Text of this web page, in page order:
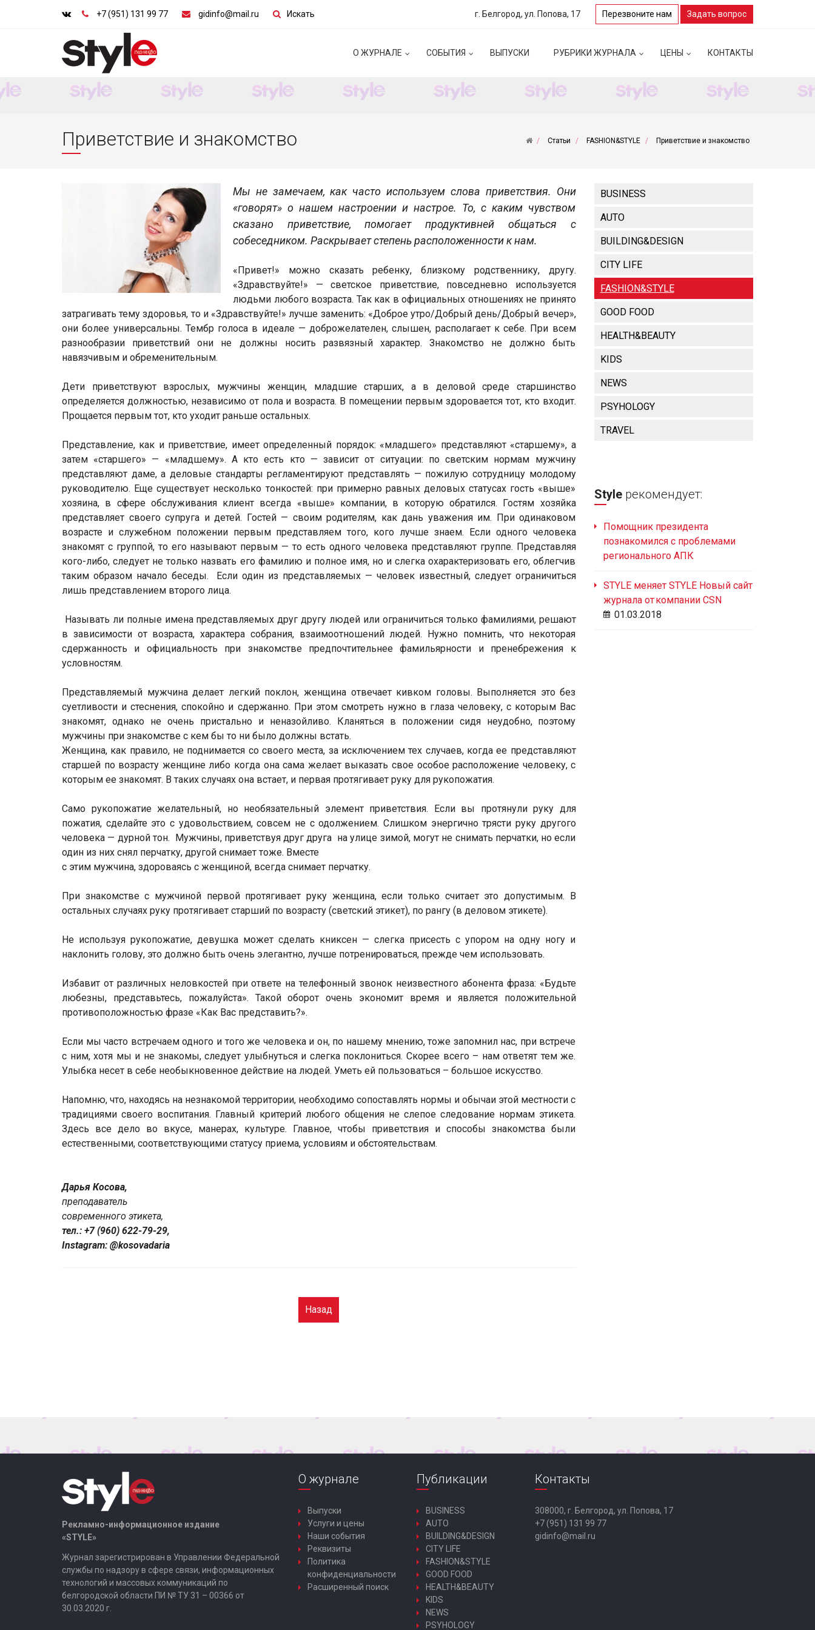
+7 (951) 131 99 77 gidinfo@mail.ru Искать г. Белгород, ул. Попова, 17 Перезвоните нам Задать вопрос
О ЖУРНАЛЕ СОБЫТИЯ ВЫПУСКИ РУБРИКИ ЖУРНАЛА ЦЕНЫ КОНТАКТЫ
Приветствие и знакомство Статьи FASHION&STYLE Приветствие и знакомство
Мы не замечаем, как часто используем слова приветствия. Они
«говорят» о нашем настроении и настрое. То, с каким чувством
сказано приветствие, помогает продуктивней общаться с
собеседником. Раскрывает степень расположенности к нам.
«Привет!» можно сказать ребенку, близкому родственнику, другу.
«Здравствуйте!» — светское приветствие, повседневно используется
людьми любого возраста. Так как в официальных отношениях не принято
затрагивать тему здоровья, то и «Здравствуйте!» лучше заменить: «Доброе утро/Добрый день/Добрый вечер»,
они более универсальны. Тембр голоса в идеале — доброжелателен, слышен, располагает к себе. При всем
разнообразии приветствий они не должны носить развязный характер. Знакомство не должно быть
навязчивым и обременительным.
Дети приветствуют взрослых, мужчины женщин, младшие старших, а в деловой среде старшинство
определяется должностью, независимо от пола и возраста. В помещении первым здоровается тот, кто входит.
Прощается первым тот, кто уходит раньше остальных.
Представление, как и приветствие, имеет определенный порядок: «младшего» представляют «старшему», а
затем «старшего» — «младшему». А кто есть кто — зависит от ситуации: по светским нормам мужчину
представляют даме, а деловые стандарты регламентируют представлять — пожилую сотрудницу молодому
руководителю. Еще существует несколько тонкостей: при примерно равных деловых статусах гость «выше»
хозяина, в сфере обслуживания клиент всегда «выше» компании, в которую обратился. Гостям хозяйка
представляет своего супруга и детей. Гостей — своим родителям, как дань уважения им. При одинаковом
возрасте и служебном положении первым представляем того, кого лучше знаем. Если одного человека
знакомят с группой, то его называют первым — то есть одного человека представляют группе. Представляя
кого-либо, следует не только назвать его фамилию и полное имя, но и слегка охарактеризовать его, облегчив
таким образом начало беседы. Если один из представляемых — человек известный, следует ограничиться
лишь представлением второго лица.
Называть ли полные имена представляемых друг другу людей или ограничиться только фамилиями, решают
в зависимости от возраста, характера собрания, взаимоотношений людей. Нужно помнить, что некоторая
сдержанность и официальность при знакомстве предпочтительнее фамильярности и пренебрежения к
условностям.
Представляемый мужчина делает легкий поклон, женщина отвечает кивком головы. Выполняется это без
суетливости и стеснения, спокойно и сдержанно. При этом смотреть нужно в глаза человеку, с которым Вас
знакомят, однако не очень пристально и неназойливо. Кланяться в положении сидя неудобно, поэтому
мужчины при знакомстве с кем бы то ни было должны встать.
Женщина, как правило, не поднимается со своего места, за исключением тех случаев, когда ее представляют
старшей по возрасту женщине либо когда она сама желает выказать свое особое расположение человеку, с
которым ее знакомят. В таких случаях она встает, и первая протягивает руку для рукопожатия.
Само рукопожатие желательный, но необязательный элемент приветствия. Если вы протянули руку для
пожатия, сделайте это с удовольствием, совсем не с одолжением. Слишком энергично трясти руку другого
человека — дурной тон. Мужчины, приветствуя друг друга на улице зимой, могут не снимать перчатки, но если
один из них снял перчатку, другой снимает тоже. Вместе
с этим мужчина, здороваясь с женщиной, всегда снимает перчатку.
При знакомстве с мужчиной первой протягивает руку женщина, если только считает это допустимым. В
остальных случаях руку протягивает старший по возрасту (светский этикет), по рангу (в деловом этикете).
Не используя рукопожатие, девушка может сделать книксен — слегка присесть с упором на одну ногу и
наклонить голову, это должно быть очень элегантно, лучше потренироваться, прежде чем использовать.
Избавит от различных неловкостей при ответе на телефонный звонок неизвестного абонента фраза: «Будьте
любезны, представьтесь, пожалуйста». Такой оборот очень экономит время и является положительной
противоположностью фразе «Как Вас представить?».
Если мы часто встречаем одного и того же человека и он, по нашему мнению, тоже запомнил нас, при встрече
с ним, хотя мы и не знакомы, следует улыбнуться и слегка поклониться. Скорее всего – нам ответят тем же.
Улыбка несет в себе необыкновенное действие на людей. Уметь ей пользоваться – большое искусство.
Напомню, что, находясь на незнакомой территории, необходимо сопоставлять нормы и обычаи этой местности с
традициями своего воспитания. Главный критерий любого общения не слепое следование нормам этикета.
Здесь все дело во вкусе, манерах, культуре. Главное, чтобы приветствия и способы знакомства были
естественными, соответствующими статусу приема, условиям и обстоятельствам.
Дарья Косова,
преподаватель
современного этикета,
тел.: +7 (960) 622-79-29,
Instagram: @kosovadaria
Назад
BUSINESS
AUTO
BUILDING&DESIGN
CITY LIFE
FASHION&STYLE
GOOD FOOD
HEALTH&BEAUTY
KIDS
NEWS
PSYHOLOGY
TRAVEL
Styleрекомендует:
Помощник президента
познакомился с проблемами
регионального АПК
STYLE меняет STYLE Новый сайт
журнала от компании CSN
01.03.2018
Рекламно-информационное издание
«STYLE»
Журнал зарегистрирован в Управлении Федеральной
службы по надзору в сфере связи, информационных
технологий и массовых коммуникаций по
белгородской области ПИ № ТУ 31 – 00366 от
30.03.2020 г.
О журнале
Выпуски
Услуги и цены
Наши события
Реквизиты
Политика
конфиденциальности
Расширенный поиск
Публикации
BUSINESS
AUTO
BUILDING&DESIGN
CITY LIFE
FASHION&STYLE
GOOD FOOD
HEALTH&BEAUTY
KIDS
NEWS
PSYHOLOGY
Контакты
308000, г. Белгород, ул. Попова, 17
+7 (951) 131 99 77
gidinfo@mail.ru